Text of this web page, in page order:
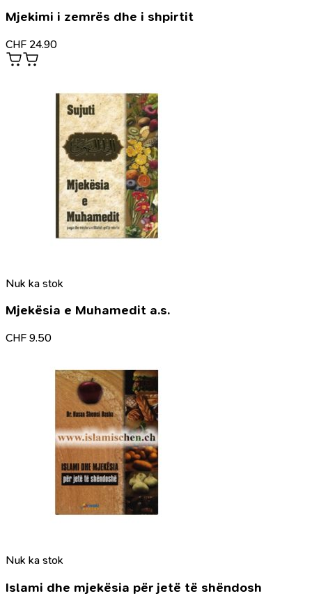
Mjekimi i zemrës dhe i shpirtit
CHF 24.90
Nuk ka stok
Mjekësia e Muhamedit a.s.
CHF 9.50
Nuk ka stok
Islami dhe mjekësia për jetë të shëndosh